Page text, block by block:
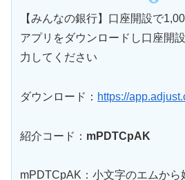
【みんなの銀行】口座開設で
アプリをダウンロードし口座開
力してください
ダウンロード： https://
紹介コード： mPDTCpAK
mPDTCpAK：小文字のエムから